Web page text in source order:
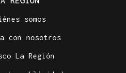
somos
con nosotros
La Región